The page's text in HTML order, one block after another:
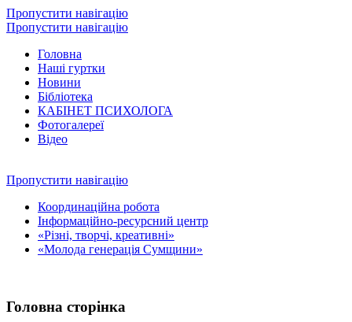
Пропустити навігацію
Пропустити навігацію
Головна
Наші гуртки
Новини
Бібліотека
КАБІНЕТ ПСИХОЛОГА
Фотогалереї
Відео
Пропустити навігацію
Координаційна робота
Інформаційно-ресурсний центр
«Різні, творчі, креативні»
«Молода генерація Сумщини»
Головна сторінка